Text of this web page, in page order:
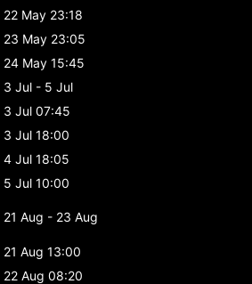
22 May 23:18
23 May 23:05
24 May 15:45
3 Jul - 5 Jul
3 Jul 07:45
3 Jul 18:00
4 Jul 18:05
5 Jul 10:00
21 Aug - 23 Aug
21 Aug 13:00
22 Aug 08:20